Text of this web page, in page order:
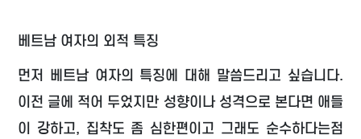
베트남 여자의 외적 특징
먼저 베트남 여자의 특징에 대해 말씀드리고 싶습니다.
이전 글에 적어 두었지만 성향이나 성격으로 본다면 애들
이 강하고, 집착도 좀 심한편이고 그래도 순수하다는점